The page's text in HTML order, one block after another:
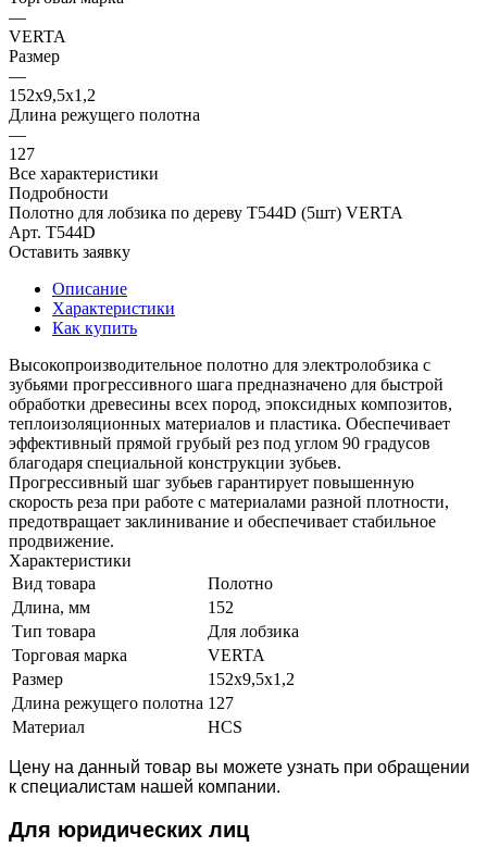
—
VERTA
Размер
—
152х9,5х1,2
Длина режущего полотна
—
127
Все характеристики
Подробности
Полотно для лобзика по дереву T544D (5шт) VERTA
Арт. T544D
Оставить заявку
Описание
Характеристики
Как купить
Высокопроизводительное полотно для электролобзика с
зубьями прогрессивного шага предназначено для быстрой
обработки древесины всех пород, эпоксидных композитов,
теплоизоляционных материалов и пластика. Обеспечивает
эффективный прямой грубый рез под углом 90 градусов
благодаря специальной конструкции зубьев.
Прогрессивный шаг зубьев гарантирует повышенную
скорость реза при работе с материалами разной плотности,
предотвращает заклинивание и обеспечивает стабильное
продвижение.
Характеристики
Вид товара
Полотно
Длина, мм
152
Тип товара
Для лобзика
Торговая марка
VERTA
Размер
152х9,5х1,2
Длина режущего полотна 127
Материал
HCS
Цену на данный товар вы можете узнать при обращении
к специалистам нашей компании.
Для юридических лиц